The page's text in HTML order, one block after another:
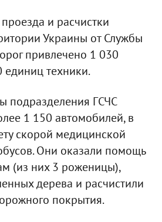
и расчистки
Украины от Службы
привлечено 1 030
единиц техники.
подразделения ГСЧС
1 150 автомобилей, в
скорой медицинской
Они оказали помощь
(из них 3 роженицы),
дерева и расчистили
покрытия.